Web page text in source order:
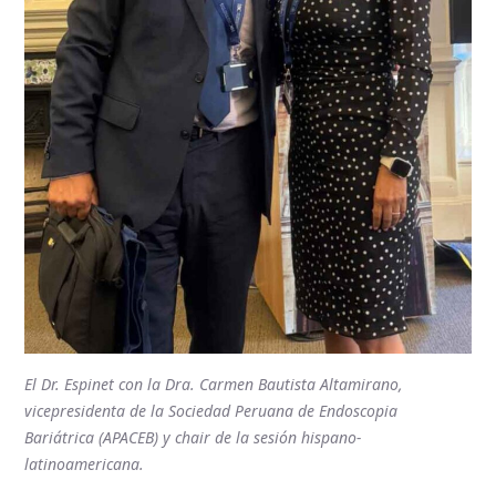
El Dr. Espinet con la Dra. Carmen Bautista Altamirano,
vicepresidenta de la Sociedad Peruana de Endoscopia
Bariátrica (APACEB) y chair de la sesión hispano-
latinoamericana.